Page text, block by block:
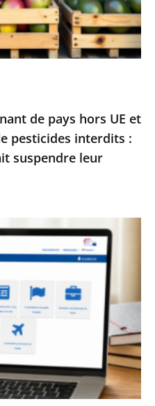
de pays hors UE et
pesticides interdits :
suspendre leur